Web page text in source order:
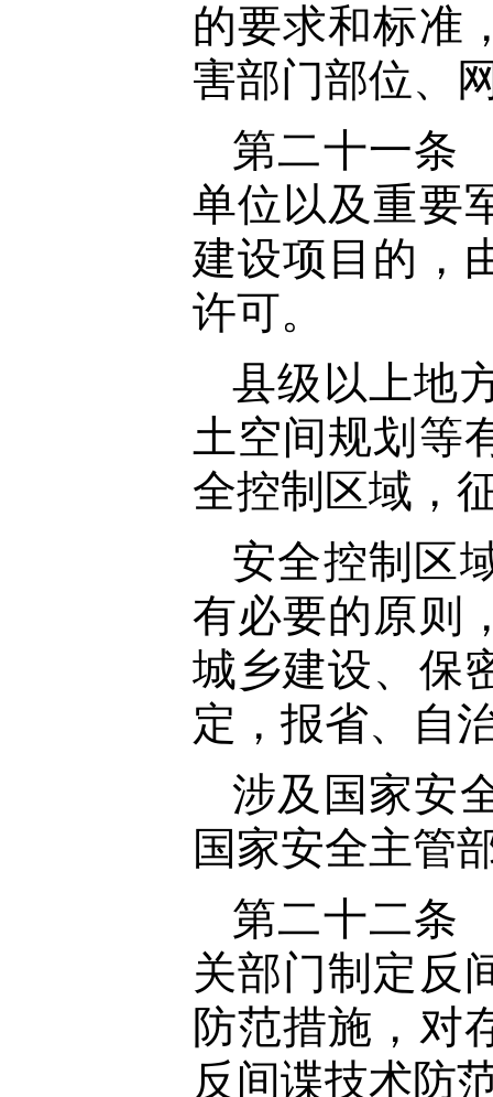
的要求和标准
害部门部位、
第二十一条
单位以及重要
建设项目的，
许可。
县级以上地
土空间规划等
全控制区域，
安全控制区
有必要的原则
城乡建设、保
定，报省、自
涉及国家安
国家安全主管
第二十二条
关部门制定反
防范措施，对
反间谍技术防